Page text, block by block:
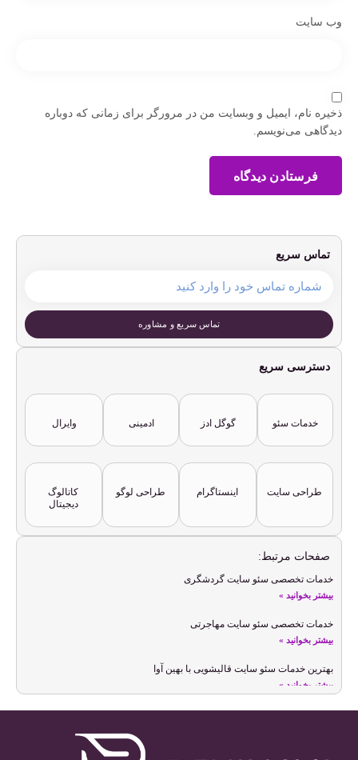
وب‌ سایت
ذخیره نام، ایمیل و وبسایت من در مرورگر برای زمانی که دوباره
دیدگاهی می‌نویسم.
فرستادن دیدگاه
تماس سریع
تماس سریع و مشاوره
دسترسی سریع
خدمات سئو گوگل ادز ادمینی وایرال
طراحی سایت اینستاگرام طراحی لوگو
کاتالوگ
دیجیتال
صفحات مرتبط:
خدمات تخصصی سئو سایت گردشگری
بیشتر بخوانید »
خدمات تخصصی سئو سایت مهاجرتی
بیشتر بخوانید »
بهترین خدمات سئو سایت قالیشویی با بهین آوا
بیشتر بخوانید »
خدمات سئو سایت شخصی